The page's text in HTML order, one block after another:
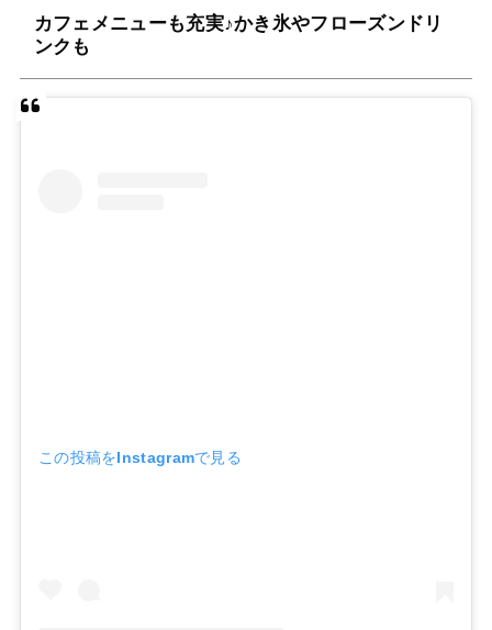
カフェメニューも充実♪かき氷やフローズンドリ
ンクも
この投稿をInstagramで見る